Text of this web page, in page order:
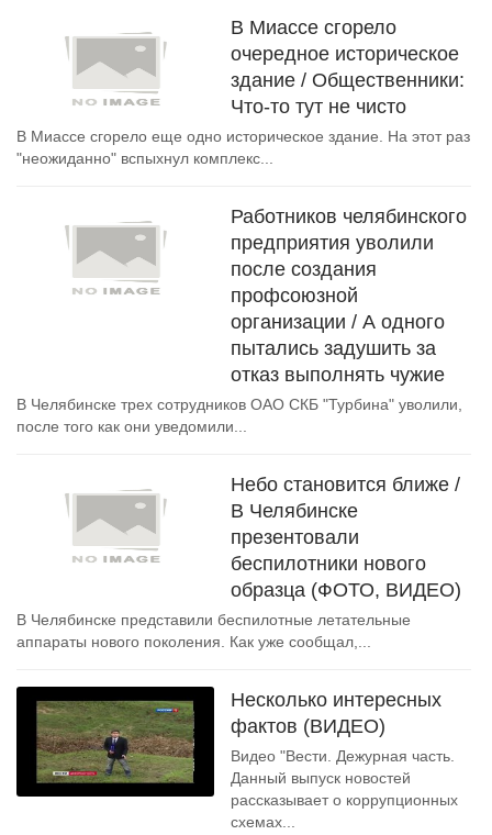
В Миассе cгорело
очередное историческое
здание / Общественники:
Что-то тут не чисто
В Миассе сгорело еще одно историческое здание. На этот раз
"неожиданно" вспыхнул комплекс...
Работников челябинского
предприятия уволили
после создания
профсоюзной
организации / А одного
пытались задушить за
отказ выполнять чужие
В Челябинске трех сотрудников ОАО СКБ "Турбина" уволили,
после того как они уведомили...
Небо становится ближе /
В Челябинске
презентовали
беспилотники нового
образца (ФОТО, ВИДЕО)
В Челябинске представили беспилотные летательные
аппараты нового поколения. Как уже сообщал,...
Несколько интересных
фактов (ВИДЕО)
Видео "Вести. Дежурная часть.
Данный выпуск новостей
рассказывает о коррупционных
схемах...